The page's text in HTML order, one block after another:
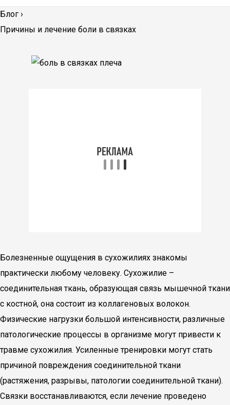
Блог ›
Причины и лечение боли в связках
Болезненные ощущения в сухожилиях знакомы
практически любому человеку. Сухожилие –
соединительная ткань, образующая связь мышечной ткани
с костной, она состоит из коллагеновых волокон.
Физические нагрузки большой интенсивности, различные
патологические процессы в организме могут привести к
травме сухожилия. Усиленные тренировки могут стать
причиной повреждения соединительной ткани
(растяжения, разрывы, патологии соединительной ткани).
Связки восстанавливаются, если лечение проведено